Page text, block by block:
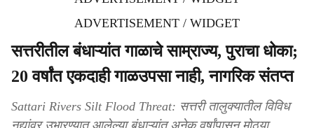
ADVERTISEMENT / WIDGET
सत्तरीतील बंधाऱ्यांत गाळाचे साम्राज्य, पुराचा धोका;
20 वर्षांत एकदाही गाळउपसा नाही, नागरिक संतप्त
Sattari Rivers Silt Flood Threat: सत्तरी तालुक्यातील विविध
नद्यांवर उभारण्यात आलेल्या बंधाऱ्यांत अनेक वर्षांपासून मोठ्या